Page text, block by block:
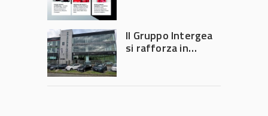
tempi e costi in
carrozzeria
Il Gruppo Intergea
si rafforza in